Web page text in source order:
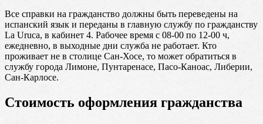
Все справки на гражданство должны быть переведены на
испанский язык и переданы в главную службу по гражданству
La Uruca, в кабинет 4. Рабочее время с 08-00 по 12-00 ч,
ежедневно, в выходные дни служба не работает. Кто
проживает не в столице Сан-Хосе, то может обратиться в
службу города Лимоне, Пунтаренасе, Пасо-Каноас, Либерии,
Сан-Карлосе.
Стоимость оформления гражданства